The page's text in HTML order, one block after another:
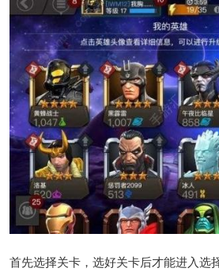
首先选择关卡，选好关卡后才能进入选